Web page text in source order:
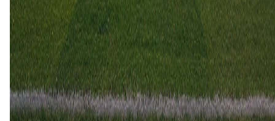
Cerro
27 feb2026
Cerro
Boston River
1
1
9 nov2025